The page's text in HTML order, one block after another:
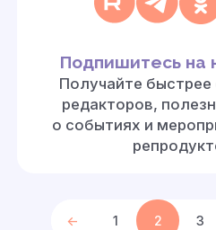
Подпишитесь на
Получайте
редакторов,
о событиях и
<- 1 2 3